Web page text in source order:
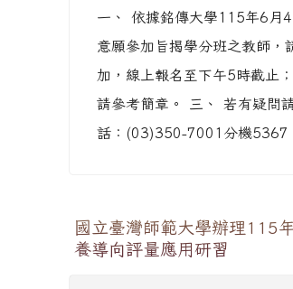
一、 依據銘傳大學115年6月
意願參加旨揭學分班之教師
加，線上報名至下午5時截止
請參考簡章。 三、 若有疑問
話：(03)350-7001分機5367
國立臺灣師範大學辦理115
養導向評量應用研習